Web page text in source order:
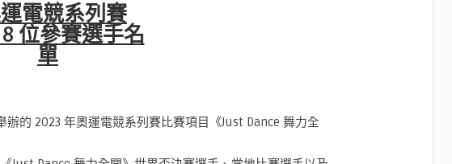
電競系列賽
8 位參賽選手名
單
的 2023 年奧運電競系列賽比賽項目《Just Dance 舞力全